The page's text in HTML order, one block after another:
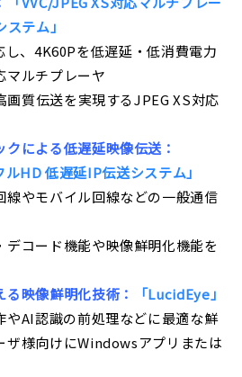
テム」
し、4K60Pを低遅延・低消費電力
マルチプレーヤ
画質伝送を実現するJPEG XS対応
による低遅延映像伝送：
ルHD 低遅延IP伝送システム」
線やモバイル回線などの一般通信
デコード機能や映像鮮明化機能を
映像鮮明化技術：
「LucidEye」
やAI認識の前処理などに最適な鮮
ザ様向けにWindowsアプリまたは